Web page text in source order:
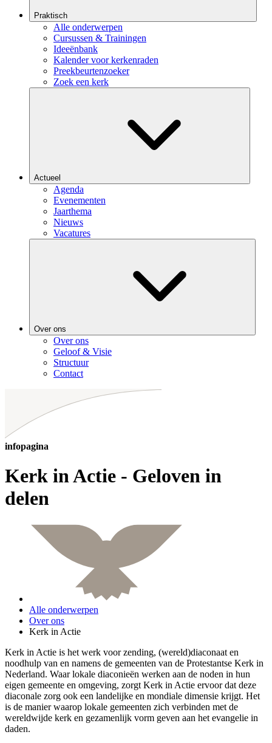
Praktisch
Alle onderwerpen
Cursussen & Trainingen
Ideeënbank
Kalender voor kerkenraden
Preekbeurtenzoeker
Zoek een kerk
Actueel
Agenda
Evenementen
Jaarthema
Nieuws
Vacatures
Over ons
Over ons
Geloof & Visie
Structuur
Contact
infopagina
Kerk in Actie - Geloven in
delen
Alle onderwerpen
Over ons
Kerk in Actie
Kerk in Actie is het werk voor zending, (wereld)diaconaat en
noodhulp van en namens de gemeenten van de Protestantse Kerk in
Nederland. Waar lokale diaconieën werken aan de noden in hun
eigen gemeente en omgeving, zorgt Kerk in Actie ervoor dat deze
diaconale zorg ook een landelijke en mondiale dimensie krijgt. Het
is de manier waarop lokale gemeenten zich verbinden met de
wereldwijde kerk en gezamenlijk vorm geven aan het evangelie in
daden.